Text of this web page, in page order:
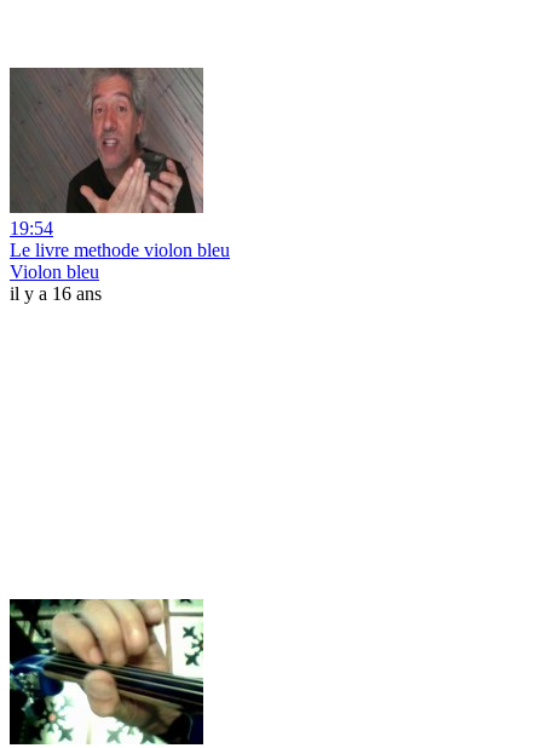
19:54
Le livre methode violon bleu
Violon bleu
il y a 16 ans